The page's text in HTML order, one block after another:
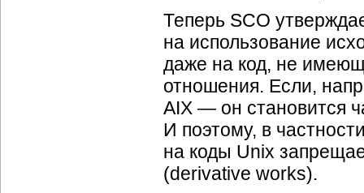
Теперь SCO
на использование
даже на код, не
отношения. Если,
AIX — он становится
И поэтому, в
на коды Unix
(derivative works).